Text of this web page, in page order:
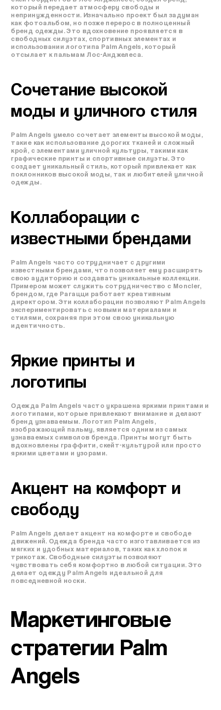
который передает атмосферу свободы и
непринужденности. Изначально проект был задуман
как фотоальбом, но позже перерос в полноценный
бренд одежды. Это вдохновение проявляется в
свободных силуэтах, спортивных элементах и
использовании логотипа Palm Angels, который
отсылает к пальмам Лос-Анджелеса.
Сочетание высокой
моды и уличного стиля
Palm Angels умело сочетает элементы высокой моды,
такие как использование дорогих тканей и сложный
крой, с элементами уличной культуры, такими как
графические принты и спортивные силуэты. Это
создает уникальный стиль, который привлекает как
поклонников высокой моды, так и любителей уличной
одежды.
Коллаборации с
известными брендами
Palm Angels часто сотрудничает с другими
известными брендами, что позволяет ему расширять
свою аудиторию и создавать уникальные коллекции.
Примером может служить сотрудничество с Moncler,
брендом, где Рагацци работает креативным
директором. Эти коллаборации позволяют Palm Angels
экспериментировать с новыми материалами и
стилями, сохраняя при этом свою уникальную
идентичность.
Яркие принты и
логотипы
Одежда Palm Angels часто украшена яркими принтами и
логотипами, которые привлекают внимание и делают
бренд узнаваемым. Логотип Palm Angels,
изображающий пальму, является одним из самых
узнаваемых символов бренда. Принты могут быть
вдохновлены граффити, скейт-культурой или просто
яркими цветами и узорами.
Акцент на комфорт и
свободу
Palm Angels делает акцент на комфорте и свободе
движений. Одежда бренда часто изготавливается из
мягких и удобных материалов, таких как хлопок и
трикотаж. Свободные силуэты позволяют
чувствовать себя комфортно в любой ситуации. Это
делает одежду Palm Angels идеальной для
повседневной носки.
Маркетинговые
стратегии Palm
Angels